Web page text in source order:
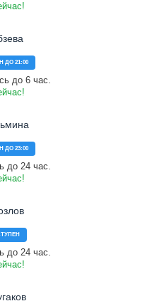
ДО 21:00
до 6 час.
ДО 23:00
до 24 час.
до 24 час.